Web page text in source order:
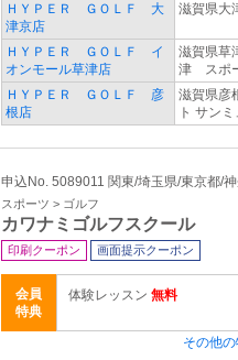
ＨＹＰＥＲ ＧＯＬＦ 大
津京店
滋賀県大
ＨＹＰＥＲ ＧＯＬＦ イ
オンモール草津店
滋賀県草
津 スポ
ＨＹＰＥＲ ＧＯＬＦ 彦
根店
滋賀県彦
ト サン
申込No. 5089011 関東/埼玉県/東京都/
スポーツ > ゴルフ
カワナミゴルフスクール
印刷クーポン 画面提示クーポン
会員
特典
体験レッスン 無料
その他